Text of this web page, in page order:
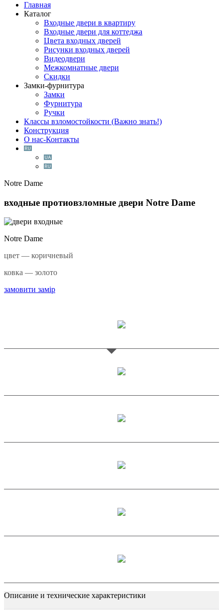
Главная
Каталог
Входные двери в квартиру
Входные двери для коттеджа
Цвета входных дверей
Рисунки входных дверей
Видеодвери
Межкомнатные двери
Скидки
Замки-фурнитура
Замки
Фурнитура
Ручки
Классы взломостойкости (Важно знать!)
Конструкция
О нас-Контакты
Notre Dame
входные протиовзломные двери Notre Dame
Notre Dame
цвет — коричневый
ковка — золото
замовити замір
Описание и технические характеристики